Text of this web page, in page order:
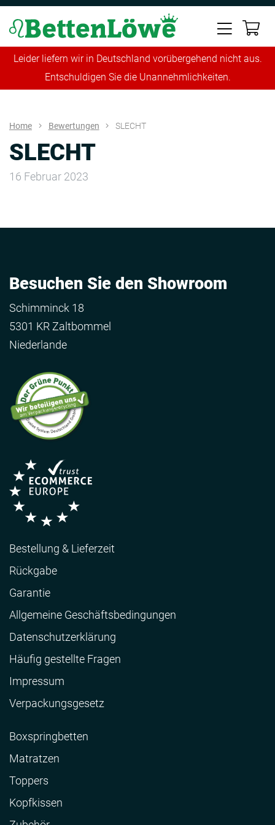
Leider liefern wir in Deutschland vorübergehend nicht aus.
Entschuldigen Sie die Unannehmlichkeiten.
Home Bewertungen SLECHT
SLECHT
16 Februar 2023
Besuchen Sie den Showroom
Schimminck 18
5301 KR Zaltbommel
Niederlande
Bestellung & Lieferzeit
Rückgabe
Garantie
Allgemeine Geschäftsbedingungen
Datenschutzerklärung
Häufig gestellte Fragen
Impressum
Verpackungsgesetz
Boxspringbetten
Matratzen
Toppers
Kopfkissen